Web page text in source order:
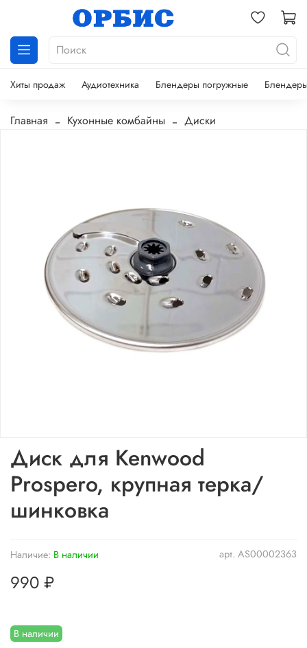
Хиты продаж Аудиотехника Блендеры погружные
Главная Кухонные комбайны Диски
арт. AS00002363
Наличие: В наличии
В наличии
Диск для Kenwood
Prospero, крупная терка/
шинковка
990 ₽